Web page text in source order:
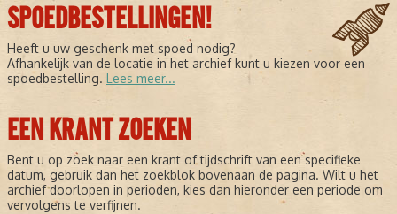
SPOEDBESTELLINGEN!
Heeft u uw geschenk met spoed nodig?
Afhankelijk van de locatie in het archief kunt u kiezen voor een
spoedbestelling. Lees meer...
EEN KRANT ZOEKEN
Bent u op zoek naar een krant of tijdschrift van een specifieke
datum, gebruik dan het zoekblok bovenaan de pagina. Wilt u het
archief doorlopen in perioden, kies dan hieronder een periode om
vervolgens te verfijnen.